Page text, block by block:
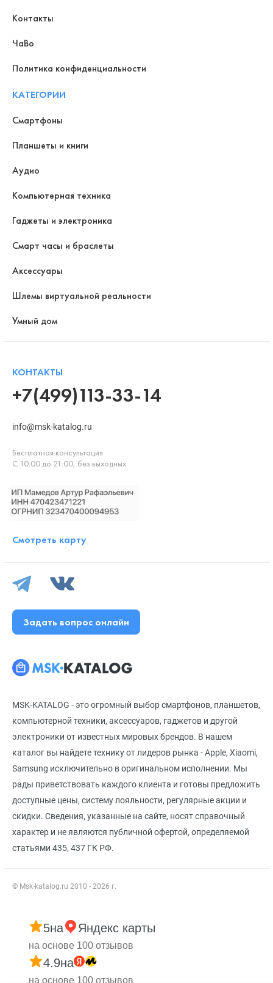
MSK-KATALOG - это огромный выбор смартфонов, планшетов,
компьютерной техники, аксессуаров, гаджетов и другой
электроники от известных мировых брендов. В нашем
каталог вы найдете технику от лидеров рынка - Apple, Xiaomi,
Samsung исключительно в оригинальном исполнении. Мы
рады приветствовать каждого клиента и готовы предложить
доступные цены, систему лояльности, регулярные акции и
скидки. Сведения, указанные на сайте, носят справочный
характер и не являются публичной офертой, определяемой
статьями 435, 437 ГК РФ.
© Msk-katalog.ru 2010 - 2026 г.
Контакты
ЧаВо
Политика конфиденциальности
КАТЕГОРИИ
Смартфоны
Планшеты и книги
Аудио
Компьютерная техника
Гаджеты и электроника
Смарт часы и браслеты
Аксессуары
Шлемы виртуальной реальности
Умный дом
КОНТАКТЫ
+7(499)113-33-14
info@msk-katalog.ru
Бесплатная консультация
С 10:00 до 21:00, без выходных
Смотреть карту
Задать вопрос онлайн
5на Яндекс карты
на основе 100 отзывов
4.9на
на основе 100 отзывов